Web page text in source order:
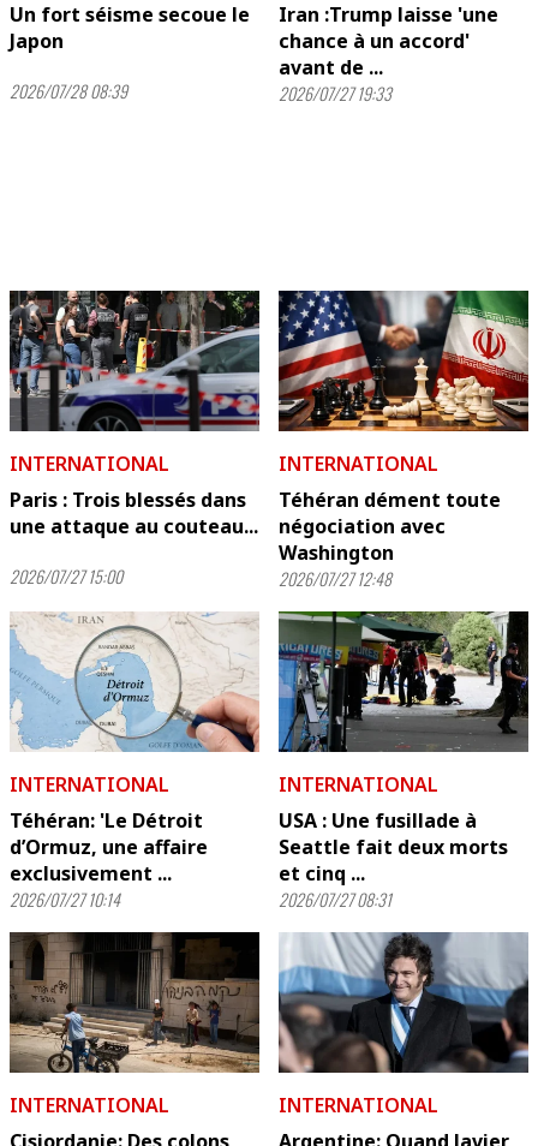
Un fort séisme secoue le
Japon
2026/07/28 08:39
Iran :Trump laisse 'une
chance à un accord'
avant de ...
2026/07/27 19:33
INTERNATIONAL
Paris : Trois blessés dans
une attaque au couteau...
2026/07/27 15:00
INTERNATIONAL
Téhéran dément toute
négociation avec
Washington
2026/07/27 12:48
INTERNATIONAL
Téhéran: 'Le Détroit
d’Ormuz, une affaire
exclusivement ...
2026/07/27 10:14
INTERNATIONAL
USA : Une fusillade à
Seattle fait deux morts
et cinq ...
2026/07/27 08:31
INTERNATIONAL
INTERNATIONAL